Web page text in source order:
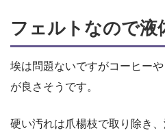
フェルトなので液
埃は問題ないですがコーヒー
が良さそうです。
硬い汚れは爪楊枝で取り除き